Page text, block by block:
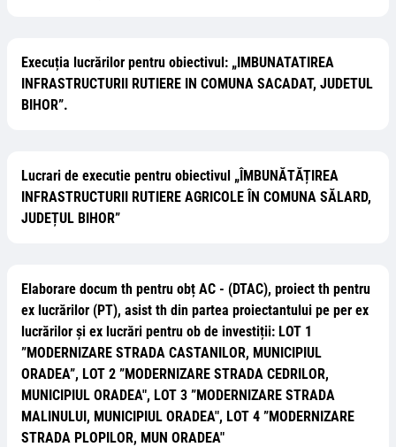
Execuția lucrărilor pentru obiectivul: „IMBUNATATIREA
INFRASTRUCTURII RUTIERE IN COMUNA SACADAT, JUDETUL
BIHOR”.
Lucrari de executie pentru obiectivul „ÎMBUNĂTĂȚIREA
INFRASTRUCTURII RUTIERE AGRICOLE ÎN COMUNA SĂLARD,
JUDEȚUL BIHOR”
Elaborare docum th pentru obț AC - (DTAC), proiect th pentru
ex lucrărilor (PT), asist th din partea proiectantului pe per ex
lucrărilor și ex lucrări pentru ob de investiții: LOT 1
”MODERNIZARE STRADA CASTANILOR, MUNICIPIUL
ORADEA”, LOT 2 ”MODERNIZARE STRADA CEDRILOR,
MUNICIPIUL ORADEA", LOT 3 ”MODERNIZARE STRADA
MALINULUI, MUNICIPIUL ORADEA", LOT 4 ”MODERNIZARE
STRADA PLOPILOR, MUN ORADEA"